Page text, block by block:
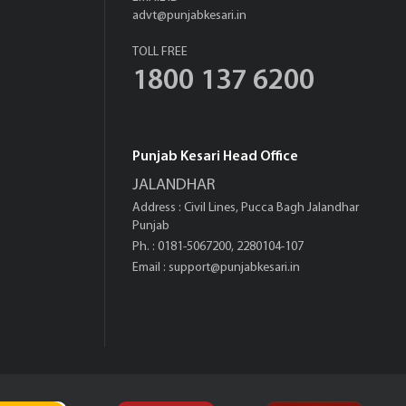
advt@punjabkesari.in
TOLL FREE
1800 137 6200
Punjab Kesari Head Office
JALANDHAR
Address : Civil Lines, Pucca Bagh Jalandhar
Punjab
Ph. : 0181-5067200, 2280104-107
Email : support@punjabkesari.in